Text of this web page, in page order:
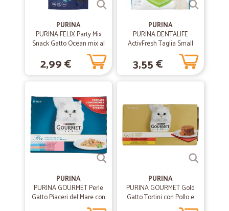
24/06/2020
—Angelo C.
La transazione è stata perfetta
La transazione è stata perfetta
12/04/2020
Gerardo S.
Servizio veloce , serio ed efficiente. Lo consiglio.
09/02/2020
—Finizia A.
Servizio perfetto
Servizio perfetto. L'unica cosa che migliorerei sono i tempi di
09/01/2020
Donatella T.
PURINA
PURINA FELIX Party Mix
Snack Gatto Ocean mix al
gusto di salmone,
merluzzo e trota busta 60
2,99 €
PURINA
PURINA DENTALIFE
ActivFresh Taglia Small
busta 7 Sticks 115 g
3,55 €
PURINA
PURINA GOURMET Perle
Gatto Piaceri del Mare con
Salmone, Platessa, Tonno
PURINA
PURINA GOURMET Gold
Gatto Tortini con Pollo e
Carote, con Manzo e